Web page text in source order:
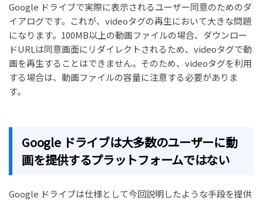
Google ドライブで実際に表示されるユーザー同意のためのダ
イアログです。これが、videoタグの再生において大きな問題
になります。100MB以上の動画ファイルの場合、ダウンロー
ドURLは同意画面にリダイレクトされるため、videoタグで動
画を再生することはできません。そのため、videoタグを利用
する場合は、動画ファイルの容量に注意する必要がありま
す。
Google ドライブは大多数のユーザーに動
画を提供するプラットフォームではない
Google ドライブは仕様として今回説明したような手段を提供